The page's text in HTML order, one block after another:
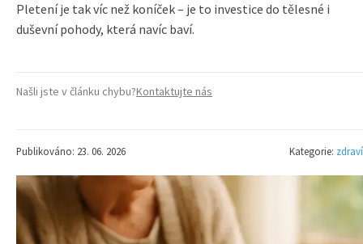
Pletení je tak víc než koníček – je to investice do tělesné i
duševní pohody, která navíc baví.
Našli jste v článku chybu?Kontaktujte nás
Publikováno: 23. 06. 2026 Kategorie: zdraví